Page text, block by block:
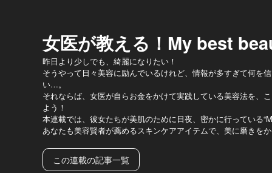
女医が教える！My best
昨日より少しでも、綺麗になりたい！
そうやって日々美容に励んでいるけれど、情報が多すぎて何を
い…。
それならば、女医が自らお金をかけて実践している美容法を、
よう！
本連載では、彼女たちが美肌のために日夜、密かに行っている
あなたも美容賢者が薦めるスキンケアアイテムで、美に磨きを
この連載の記事一覧